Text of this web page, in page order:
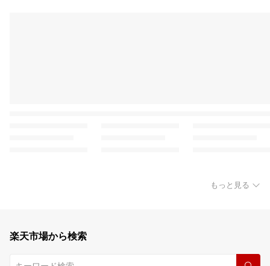
もっと見る
楽天市場から検索